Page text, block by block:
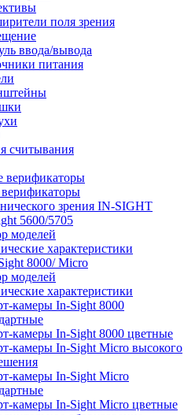
поля зрения
ввода/вывода
питания
считывания
верификаторы
зрения IN-SIGHT
5600/5705
моделей
характеристики
8000/ Micro
моделей
характеристики
камеры In-Sight 8000
камеры In-Sight 8000 цветные
камеры In-Sight Micro высокого
камеры In-Sight Micro
камеры In-Sight Micro цветные